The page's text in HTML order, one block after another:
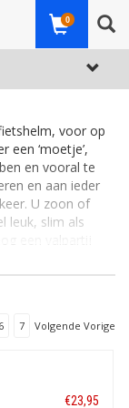
0
voor op
een ‘moetje’,
en vooral te
en aan ieder
U zoon of
leuk, slim als
is van kwaliteit –
6 7 Volgende Vorige
€23,95